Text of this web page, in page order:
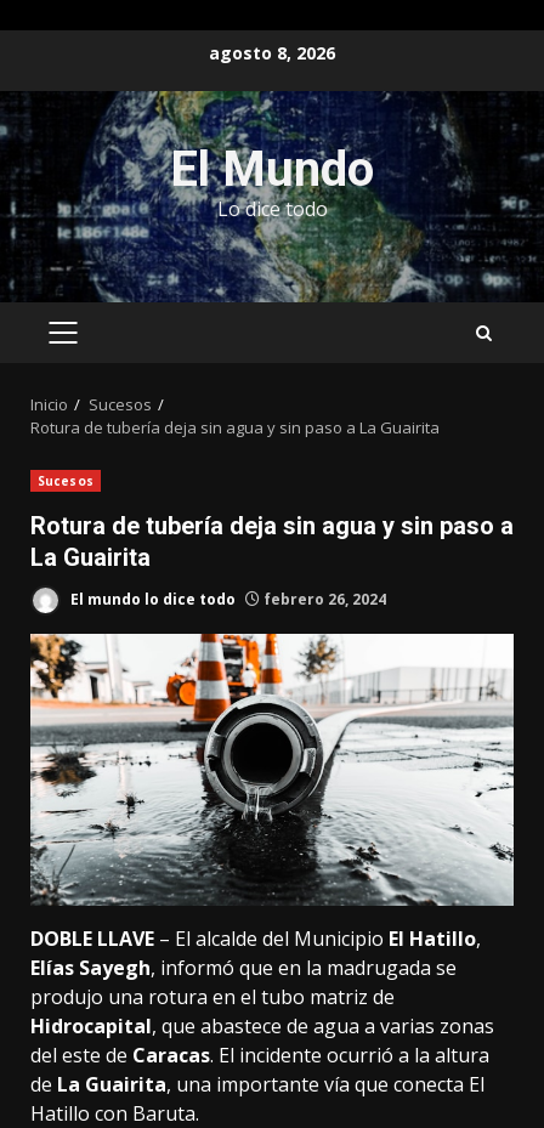
contenido
agosto 8, 2026
El Mundo
Lo dice todo
MENÚ
Inicio
Sucesos
Rotura de tubería deja sin agua y sin paso a La Guairita
Sucesos
Rotura de tubería deja sin agua y sin paso a
La Guairita
El mundo lo dice todo febrero 26, 2024
DOBLE LLAVE – El alcalde del Municipio El Hatillo,
Elías Sayegh, informó que en la madrugada se
produjo una rotura en el tubo matriz de
Hidrocapital, que abastece de agua a varias zonas
del este de Caracas. El incidente ocurrió a la altura
de La Guairita, una importante vía que conecta El
Hatillo con Baruta.